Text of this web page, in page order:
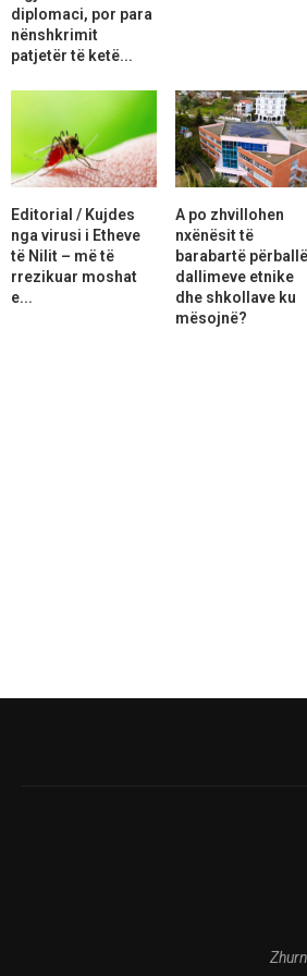
diplomaci, por para
nënshkrimit
patjetër të ketë...
Editorial / Kujdes
nga virusi i Etheve
të Nilit – më të
rrezikuar moshat
e...
A po zhvillohen
nxënësit të
barabartë përballë
dallimeve etnike
dhe shkollave ku
mësojnë?